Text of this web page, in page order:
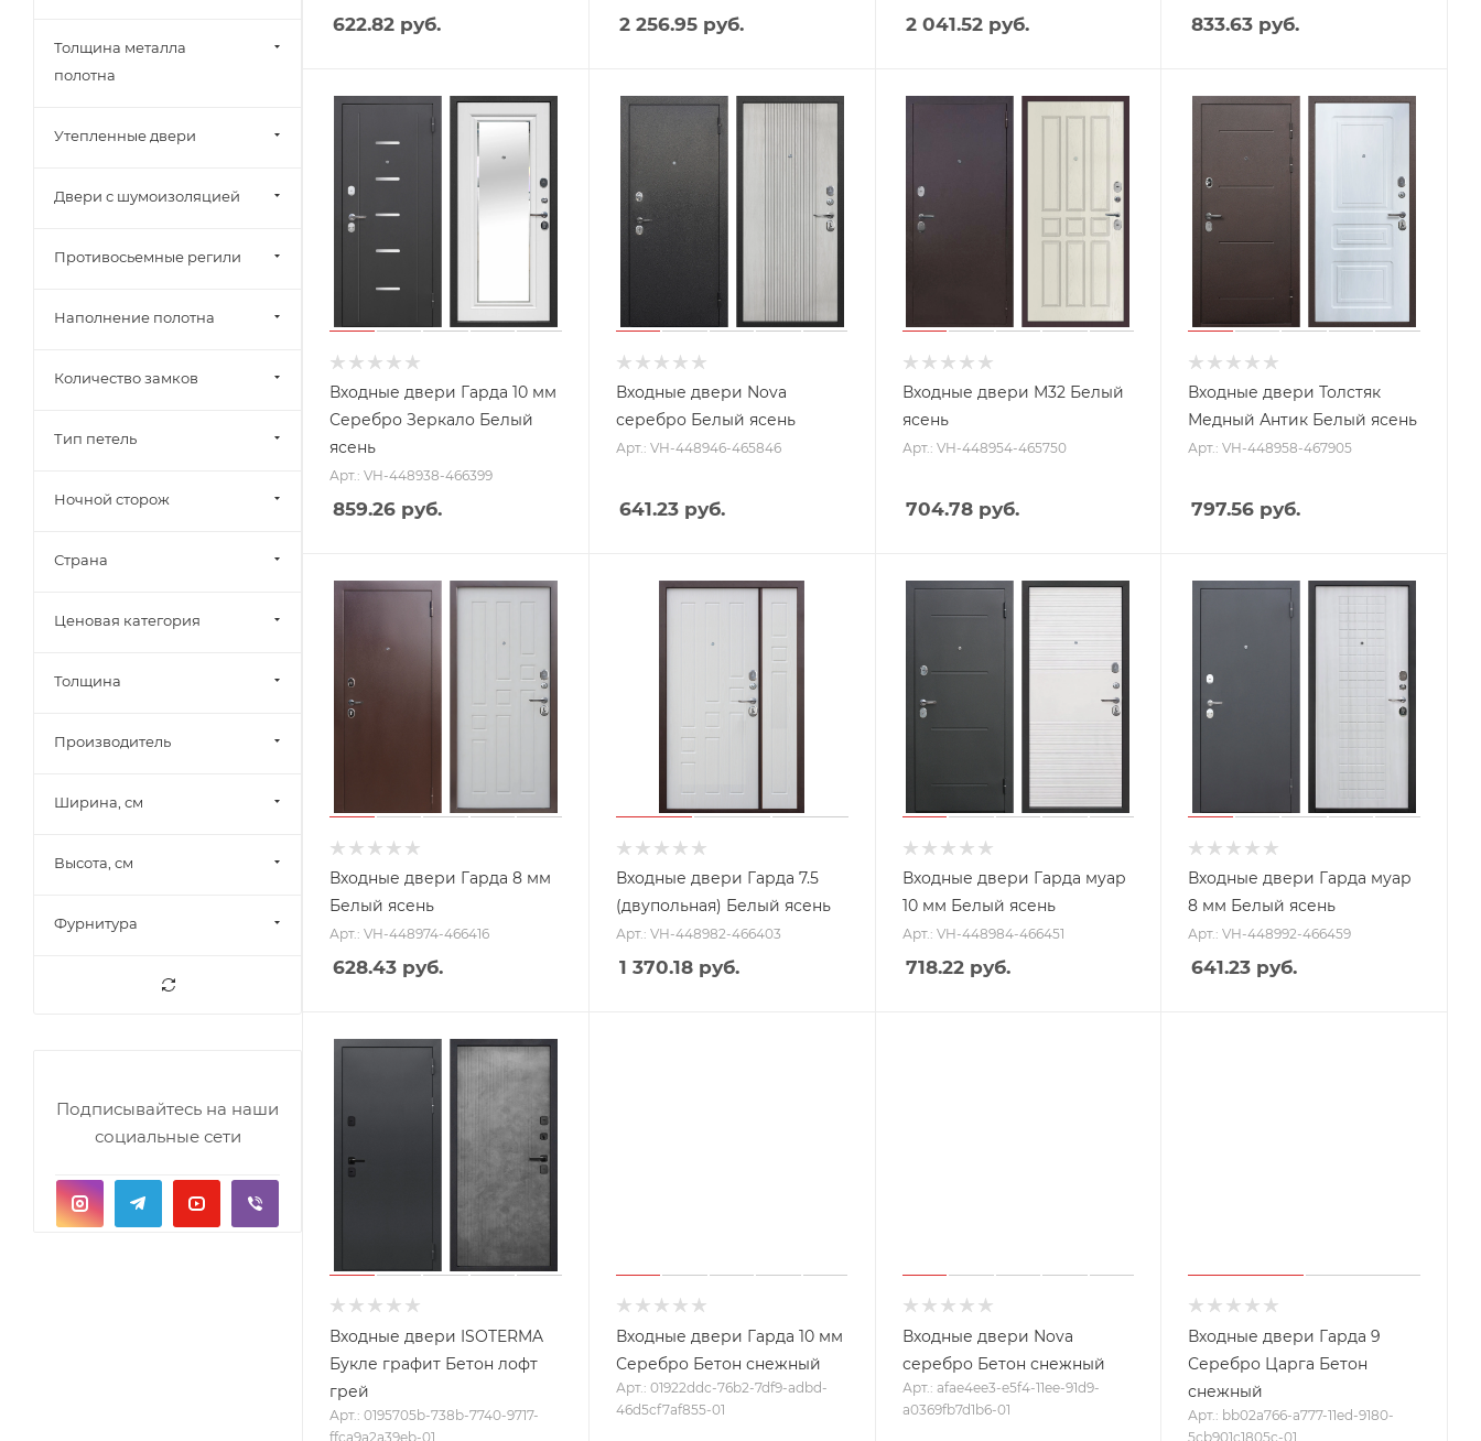
622.82 руб. 2 256.95руб. 2 041.52руб. 833.63 руб.
Входные двери Гарда 10 мм
Серебро Зеркало Белый
ясень
Арт.: VH-448938-466399
859.26 руб.
Входные двери Nova
серебро Белый ясень
Арт.: VH-448946-465846
641.23руб.
Входные двери M32 Белый
ясень
Арт.: VH-448954-465750
704.78руб.
Входные двери Толстяк
Медный Антик Белый ясень
Арт.: VH-448958-467905
797.56 руб.
Входные двери Гарда 8 мм
Белый ясень
Арт.: VH-448974-466416
628.43 руб.
Входные двери Гарда 7.5
(двупольная) Белый ясень
Арт.: VH-448982-466403
1 370.18руб.
Входные двери Гарда муар
10 мм Белый ясень
Арт.: VH-448984-466451
718.22руб.
Входные двери Гарда муар
8 мм Белый ясень
Арт.: VH-448992-466459
641.23 руб.
Входные двери ISOTERMA
Букле графит Бетон лофт
грей
Арт.: 0195705b-738b-7740-9717-
ffca9a2a39eb-01
Входные двери Гарда 10 мм
Серебро Бетон снежный
Арт.: 01922ddc-76b2-7df9-adbd-
46d5cf7af855-01
Входные двери Nova
серебро Бетон снежный
Арт.: afae4ee3-e5f4-11ee-91d9-
a0369fb7d1b6-01
Входные двери Гарда 9
Серебро Царга Бетон
снежный
Арт.: bb02a766-a777-11ed-9180-
5cb901c1805c-01
Толщина металла
полотна
Утепленные двери
Двери с шумоизоляцией
Противосьемные регили
Наполнение полотна
Количество замков
Тип петель
Ночной сторож
Страна
Ценовая категория
Толщина
Производитель
Ширина, см
Высота, см
Фурнитура
Подписывайтесь на наши
социальные сети